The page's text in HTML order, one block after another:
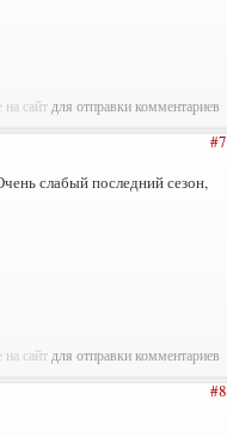
на сайт для отправки комментариев
#7
слабый последний сезон,
на сайт для отправки комментариев
#8